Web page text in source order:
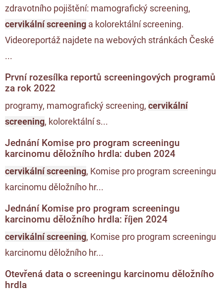
zdravotního pojištění: mamografický screening,
cervikální screening a kolorektální screening.
Videoreportáž najdete na webových stránkách České
...
První rozesílka reportů screeningových programů
za rok 2022
programy, mamografický screening, cervikální
screening, kolorektální s...
Jednání Komise pro program screeningu
karcinomu děložního hrdla: duben 2024
cervikální screening, Komise pro program screeningu
karcinomu děložního hr...
Jednání Komise pro program screeningu
karcinomu děložního hrdla: říjen 2024
cervikální screening, Komise pro program screeningu
karcinomu děložního hr...
Otevřená data o screeningu karcinomu děložního
hrdla